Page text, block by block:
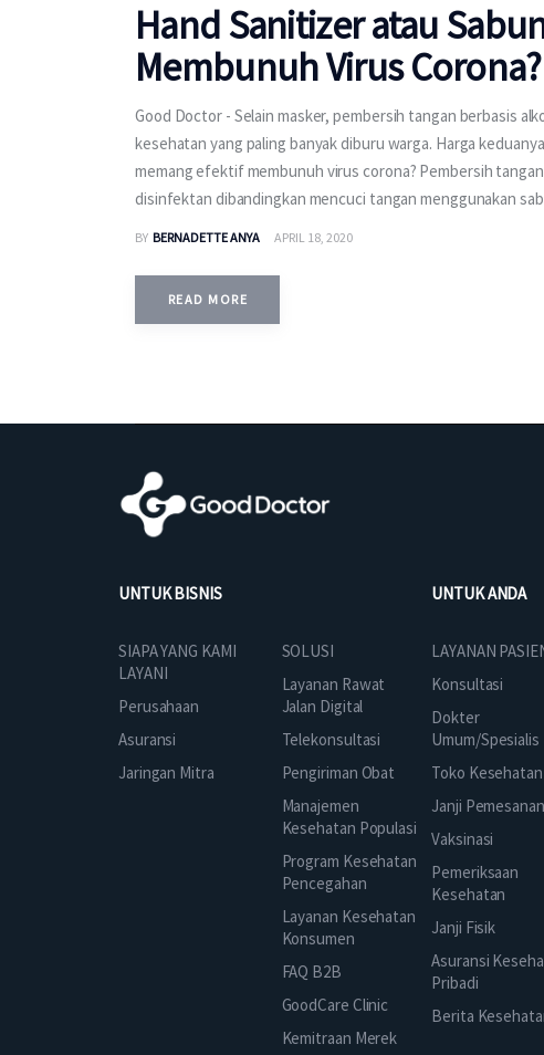
Hand Sanitizer atau
Membunuh Virus Corona?
Good Doctor - Selain masker, pembersih tangan berbasis
kesehatan yang paling banyak diburu warga. Harga
memang efektif membunuh virus corona? Pembersih
disinfektan dibandingkan mencuci tangan menggunakan
BY BERNADETTE ANYA APRIL 18, 2020
READ MORE
UNTUK BISNIS
SIAPA YANG KAMI
LAYANI
Perusahaan
Asuransi
Jaringan Mitra
SOLUSI
Layanan Rawat
Jalan Digital
Telekonsultasi
Pengiriman Obat
Manajemen
Kesehatan Populasi
Program Kesehatan
Pencegahan
Layanan Kesehatan
Konsumen
FAQ B2B
GoodCare Clinic
Kemitraan Merek
UNTUK ANDA
LAYANAN
Konsultasi
Dokter
Umum/Spesialis
Toko Kesehatan
Janji Pemesanan
Vaksinasi
Pemeriksaan
Kesehatan
Janji Fisik
Asuransi
Pribadi
Berita